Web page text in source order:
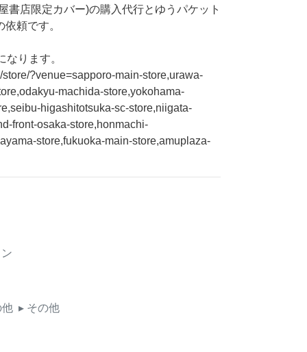
書店限定カバー)の購入代行とゆうパケット
頼です。
ります。
?venue=sapporo-main-store,urawa-
machida-store,yokohama-
higashitotsuka-sc-store,niigata-
front-osaka-store,honmachi-
store,fukuoka-main-store,amuplaza-
他 ▸ その他